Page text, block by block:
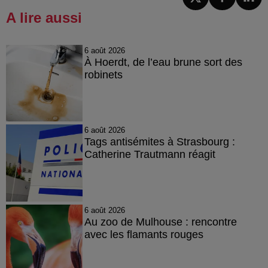
A lire aussi
6 août 2026
À Hoerdt, de l’eau brune sort des
robinets
6 août 2026
Tags antisémites à Strasbourg :
Catherine Trautmann réagit
6 août 2026
Au zoo de Mulhouse : rencontre
avec les flamants rouges